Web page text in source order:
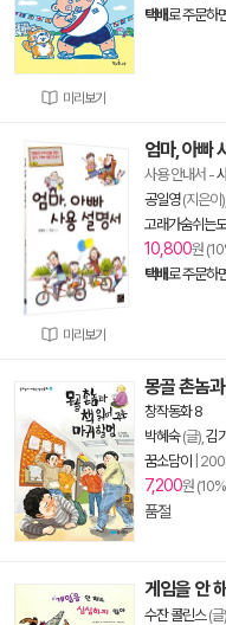
미리보기
택배로 주문하
미리보기
엄마, 아빠
사용 안내서 -
공일영(지은이),
고래가숨쉬는
10,800원
택배로 주문하
몽골 촌놈
창작동화 8
박혜숙(글), 김
꿈소담이
7,200원
품절
게임을 안
수잔 콜린스(글),